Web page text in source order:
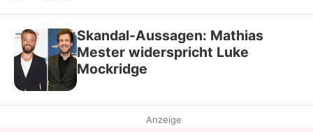
Skandal-Aussagen: Mathias
Mester widerspricht Luke
Mockridge
Anzeige